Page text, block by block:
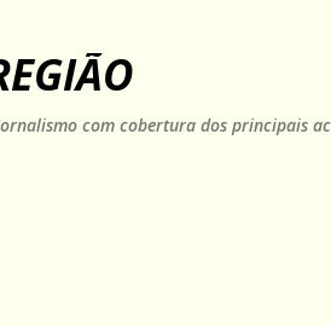
com cobertura dos principais